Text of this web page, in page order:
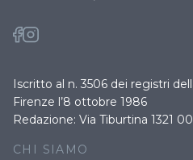
Iscritto al n. 3506 dei registri
Firenze l’8 ottobre 1986
Redazione: Via Tiburtina 1321
CHI SIAMO